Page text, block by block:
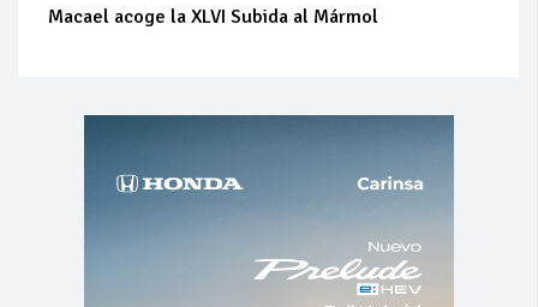
Macael acoge la XLVI Subida al Mármol